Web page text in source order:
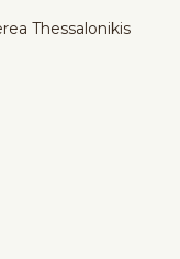
Thessalonikis